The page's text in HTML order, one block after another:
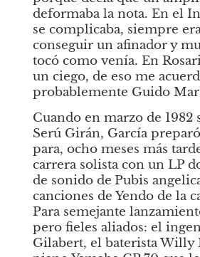
deformaba la nota. En el
se complicaba, siempre
conseguir un afinador y
tocó como venía. En
un ciego, de eso me
probablemente Guido
Cuando en marzo de 1982
Serú Girán, García
para, ocho meses más
carrera solista con un LP
de sonido de Pubis
canciones de Yendo de la
Para semejante
pero fieles aliados: el
Gilabert, el baterista Willy